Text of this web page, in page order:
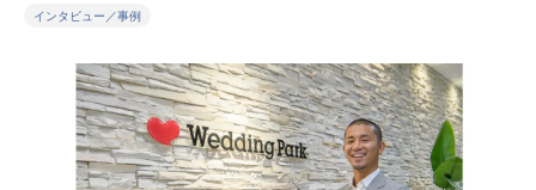
インタビュー／事例